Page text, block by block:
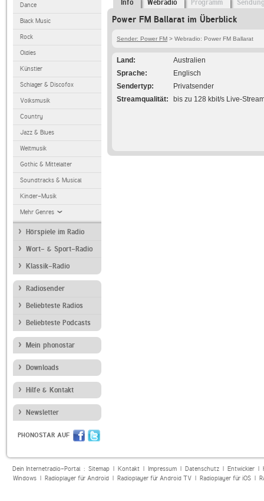
Dance
Black Music
Rock
Oldies
Künstler
Schlager & Discofox
Volksmusik
Country
Jazz & Blues
Weltmusik
Gothic & Mittelalter
Soundtracks & Musical
Kinder-Musik
Mehr Genres
Hörspiele im Radio
Wort- & Sport-Radio
Klassik-Radio
Radiosender
Beliebteste Radios
Beliebteste Podcasts
Mein phonostar
Downloads
Hilfe & Kontakt
Newsletter
PHONOSTAR AUF
Info Webradio Programm
Power FM Ballarat im Überblick
Sender: Power FM > Webradio: Power FM Ballarat
Land
Australien
Sprache
Englisch
Sendertyp
Privatsender
Streamqualität
bis zu 128 kbit/s Live-
Dein Internetradio-Portal : Sitemap| Kontakt| Impressum| Datenschutz| Entwickler|
Windows| Radioplayer für Android| Radioplayer für Android TV| Radioplayer für iOS|